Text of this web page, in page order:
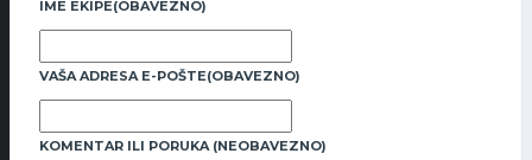
IME EKIPE(OBAVEZNO)
VAŠA ADRESA E-POŠTE(OBAVEZNO)
KOMENTAR ILI PORUKA (NEOBAVEZNO)